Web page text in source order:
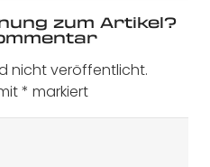
zum Artikel?
nicht veröffentlicht.
* markiert